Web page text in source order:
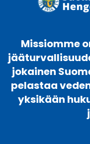
Missiomme
jokainen
pelastaa
yksikään